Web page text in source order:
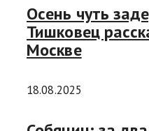
Осень чуть
Тишковец
Москве
18.08.2025